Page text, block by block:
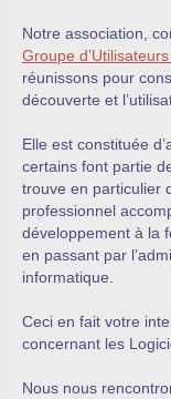
Notre association,
Groupe
réunissons pour
découverte et
Elle est constituée
certains font partie
trouve en particulier
professionnel
développement à la
en passant par
informatique.
Ceci en fait votre
concernant les
Nous nous